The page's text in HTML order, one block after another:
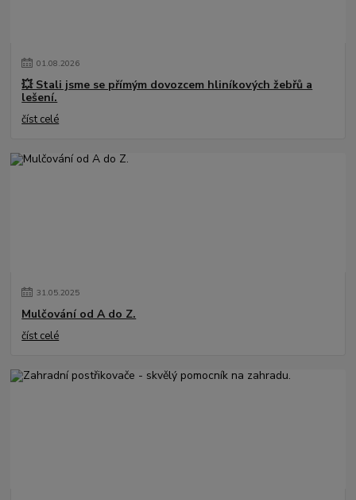
01.08.2026
💥 Stali jsme se přímým dovozcem hliníkových žebřů a
lešení.
číst celé
31.05.2025
Mulčování od A do Z.
číst celé